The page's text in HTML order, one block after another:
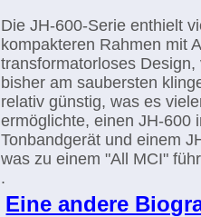
Die JH-600-Serie enthielt
kompakteren Rahmen mit
transformatorloses
bisher am saubersten
relativ günstig, was es
ermöglichte, einen JH-600
Tonbandgerät und einem
was zu einem "All MCI"
.
Eine andere